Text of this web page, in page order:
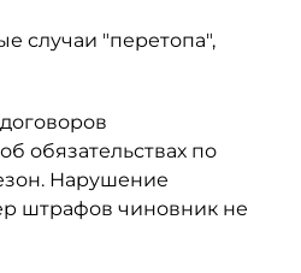
случаи "перетопа",
обязательствах по
Нарушение
штрафов чиновник не